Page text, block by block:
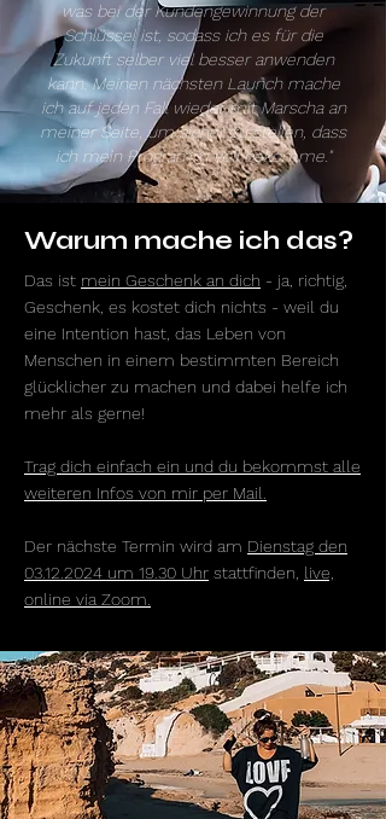
was bei der Kundengewinnung der
Schlüssel ist, sodass ich es für die
Zukunft selber viel besser anwenden
kann. Meinen nächsten Launch mache
ich auf jeden Fall wieder mit Marscha an
meiner Seite, um sicher zu stellen, dass
ich mein Programm voll bekomme."
Warum mache ich das?
Das ist mein Geschenk an dich - ja, richtig,
Geschenk, es kostet dich nichts - weil du
eine Intention hast, das Leben von
Menschen in einem bestimmten Bereich
glücklicher zu machen und dabei helfe ich
mehr als gerne!
Trag dich einfach ein und du bekommst alle
weiteren Infos von mir per Mail.
Der nächste Termin wird am Dienstag den
03.12.2024 um 19.30 Uhr stattfinden, live,
online via Zoom.